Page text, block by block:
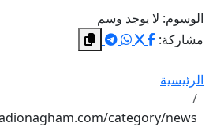
الوسوم: لا يوجد وسم
مشاركة:
الرئيسية